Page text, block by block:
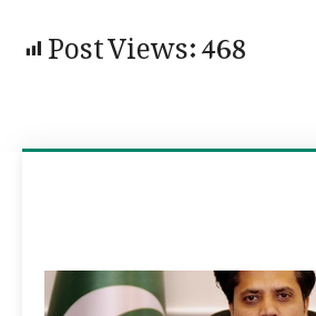
Post Views:468